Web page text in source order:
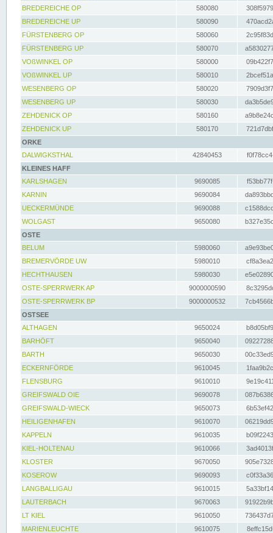
BREDEREICHE OP
580080
BREDEREICHE UP
580090
FÜRSTENBERG OP
580060
FÜRSTENBERG UP
580070
VOßWINKEL OP
580000
VOßWINKEL UP
580010
WESENBERG OP
580020
WESENBERG UP
580030
ZEHDENICK OP
580160
ZEHDENICK UP
580170
ORKE
DALWIGKSTHAL
42840453
KLEINES HAFF
KARLSHAGEN
9690085
KARNIN
9690084
UECKERMÜNDE
9690088
WOLGAST
9650080
OSTE
BELUM
5980060
BREMERVÖRDE UW
5980010
HECHTHAUSEN
5980030
OSTE-SPERRWERK AP
9000000590
OSTE-SPERRWERK BP
9000000532
OSTSEE
ALTHAGEN
9650024
BARHÖFT
9650040
BARTH
9650030
ECKERNFÖRDE
9610045
FLENSBURG
9610010
GREIFSWALD OIE
9690078
GREIFSWALD-WIECK
9650073
HEILIGENHAFEN
9610070
KAPPELN
9610035
KIEL-HOLTENAU
9610066
KLOSTER
9670050
KOSEROW
9690093
LANGBALLIGAU
9610015
LAUTERBACH
9670063
LT KIEL
9610050
MARIENLEUCHTE
9610075